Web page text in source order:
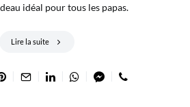
idéal pour tous les papas.
Lire la suite